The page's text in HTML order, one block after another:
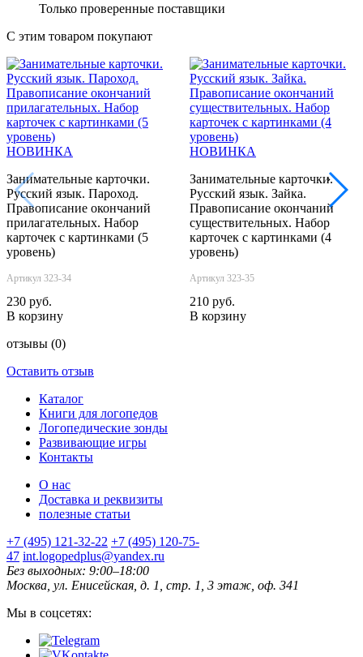
Только проверенные поставщики
С этим товаром покупают
НОВИНКА
Занимательные карточки.
Русский язык. Пароход.
Правописание окончаний
прилагательных. Набор
карточек с картинками (5
уровень)
Артикул 323-34
230 руб.
В корзину
НОВИНКА
Занимательные карточки.
Русский язык. Зайка.
Правописание окончаний
существительных. Набор
карточек с картинками (4
уровень)
Артикул 323-35
210 руб.
В корзину
‹ ›
отзывы (0)
Оставить отзыв
Каталог
Книги для логопедов
Логопедические зонды
Развивающие игры
Контакты
О нас
Доставка и реквизиты
полезные статьи
+7 (495) 121-32-22 +7 (495) 120-75-
47 int.logopedplus@yandex.ru
Без выходных: 9:00–18:00
Москва, ул. Енисейская, д. 1, стр. 1, 3 этаж, оф. 341
Мы в соцсетях: